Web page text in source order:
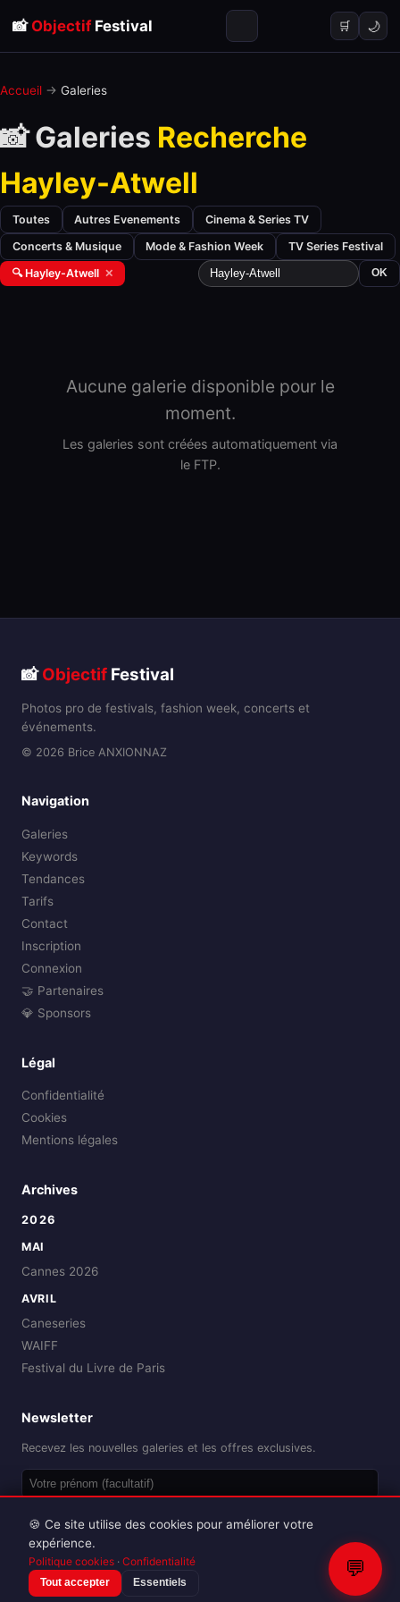
📸 ObjectifFestival 🛒 🌙
Accueil → Galeries
📸 Galeries Recherche
Hayley-Atwell
Toutes Autres Evenements Cinema & Series TV
Concerts & Musique Mode & Fashion Week TV Series Festival
🔍 Hayley-Atwell ✕ OK
Aucune galerie disponible pour le
moment.
Les galeries sont créées automatiquement via
le FTP.
📸Objectif Festival
Photos pro de festivals, fashion week, concerts et
événements.
© 2026 Brice ANXIONNAZ
Navigation
Galeries
Keywords
Tendances
Tarifs
Contact
Inscription
Connexion
🤝 Partenaires
💎 Sponsors
Légal
Confidentialité
Cookies
Mentions légales
Archives
2026
MAI
Cannes 2026
AVRIL
Caneseries
WAIFF
Festival du Livre de Paris
Newsletter
Recevez les nouvelles galeries et les offres exclusives.
Reproduction interdite sans autorisation.
💬
🍪 Ce site utilise des cookies pour améliorer votre
expérience.
Politique cookies · Confidentialité
Tout accepter Essentiels